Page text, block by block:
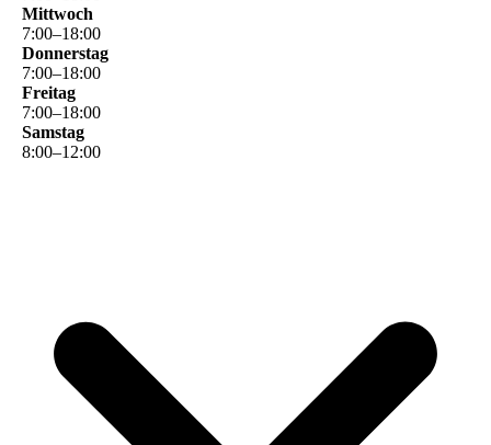
Mittwoch
7:00–18:00
Donnerstag
7:00–18:00
Freitag
7:00–18:00
Samstag
8:00–12:00